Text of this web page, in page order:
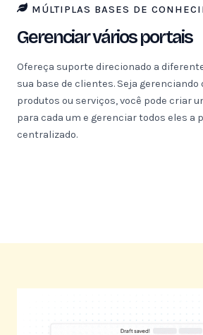
MÚLTIPLAS BASES DE
Gerenciar vários portais
Ofereça suporte direcionado a
sua base de clientes. Seja
produtos ou serviços, você pode criar
para cada um e gerenciar todos eles a
centralizado.